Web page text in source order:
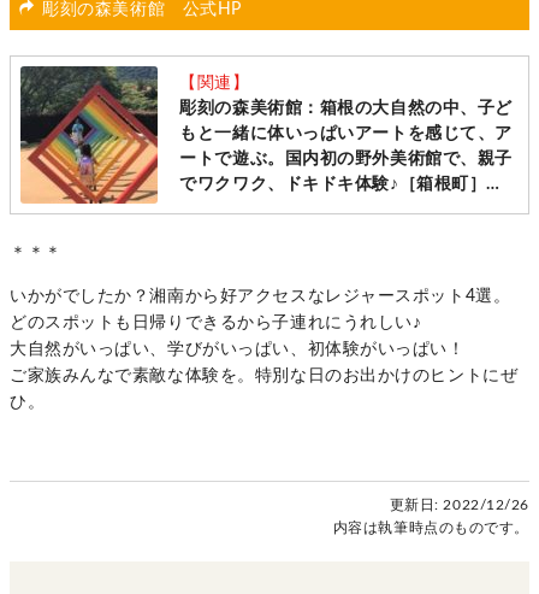
彫刻の森美術館 公式HP
【関連】
彫刻の森美術館：箱根の大自然の中、子ど
もと一緒に体いっぱいアートを感じて、ア
ートで遊ぶ。国内初の野外美術館で、親子
でワクワク、ドキドキ体験♪［箱根町］
【湘南からちょこっと遠出シリーズ】
＊＊＊
いかがでしたか？湘南から好アクセスなレジャースポット4選。
どのスポットも日帰りできるから子連れにうれしい♪
大自然がいっぱい、学びがいっぱい、初体験がいっぱい！
ご家族みんなで素敵な体験を。特別な日のお出かけのヒントにぜ
ひ。
更新日: 2022/12/26
内容は執筆時点のものです。